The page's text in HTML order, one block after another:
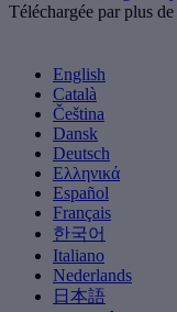
Téléchargée par plus de
English
Català
Čeština
Dansk
Deutsch
Ελληνικά
Español
Français
한국어
Italiano
Nederlands
日本語